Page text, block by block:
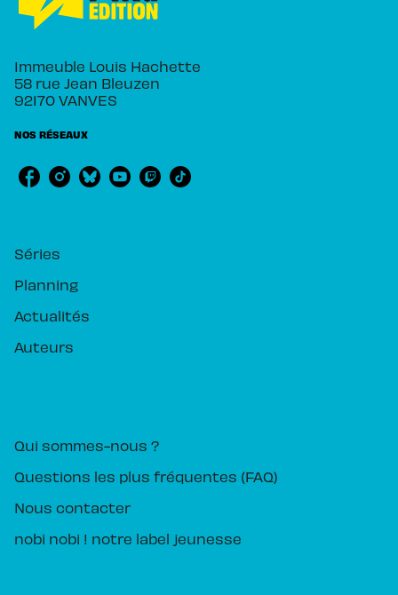
Immeuble Louis Hachette
58 rue Jean Bleuzen
92170 VANVES
NOS RÉSEAUX
Séries
Planning
Actualités
Auteurs
Qui sommes-nous ?
Questions les plus fréquentes (FAQ)
Nous contacter
nobi nobi ! notre label jeunesse